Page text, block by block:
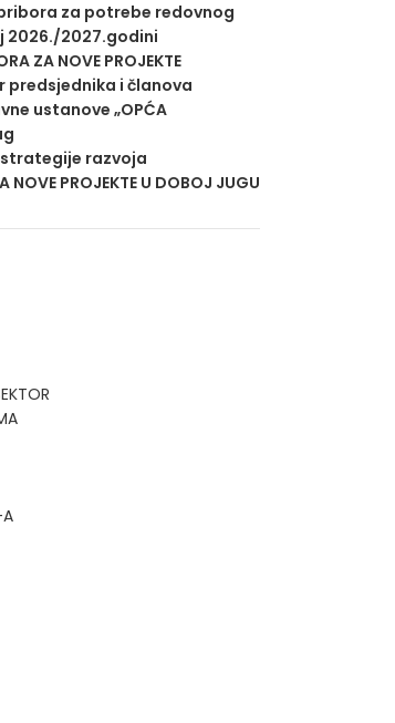
za potrebe redovnog
2026./2027.godini
ZA NOVE PROJEKTE
predsjednika i članova
ustanove „OPĆA
razvoja
NOVE PROJEKTE U DOBOJ JUGU